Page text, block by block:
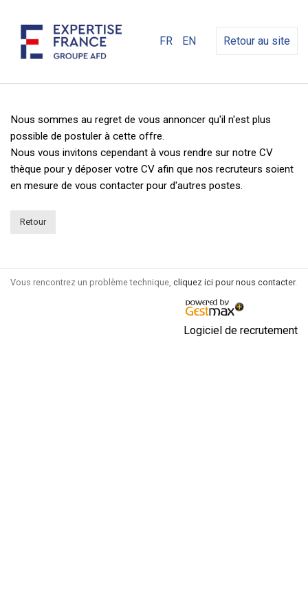
FR EN Retour au site
Nous sommes au regret de vous annoncer qu'il n'est plus
possible de postuler à cette offre.
Nous vous invitons cependant à vous rendre sur notre CV
thèque pour y déposer votre CV afin que nos recruteurs soient
en mesure de vous contacter pour d'autres postes.
Retour
Vous rencontrez un problème technique, cliquez ici pour nous contacter.
Logiciel de recrutement